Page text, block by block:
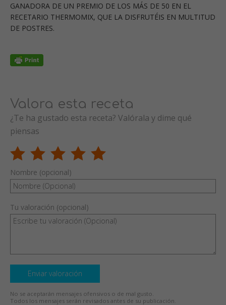
GANADORA DE UN PREMIO DE LOS MÁS DE 50 EN EL
RECETARIO THERMOMIX, QUE LA DISFRUTÉIS EN MULTITUD
DE POSTRES.
Valora esta receta
¿Te ha gustado esta receta? Valórala y dime qué
piensas
Nombre (opcional)
Tu valoración (opcional)
Enviar valoración
No se aceptarán mensajes ofensivos o de mal gusto.
Todos los mensajes serán revisados antes de su publicación.